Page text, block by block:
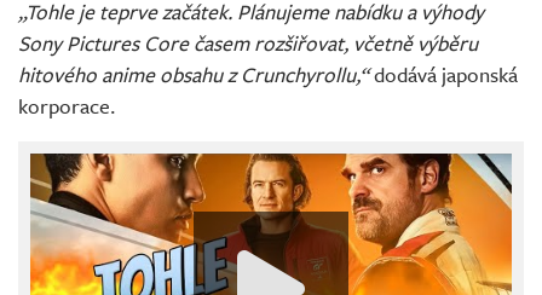
„Tohle je teprve začátek. Plánujeme nabídku a výhody
Sony Pictures Core časem rozšiřovat, včetně výběru
hitového anime obsahu z Crunchyrollu,“dodává japonská
korporace.